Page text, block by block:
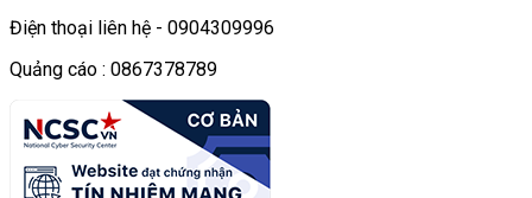
Điện thoại liên hệ - 0904309996
Quảng cáo : 0867378789